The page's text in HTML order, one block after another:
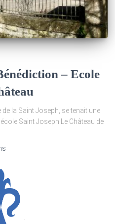
– Ecole
la Saint Joseph, se tenait une
Saint Joseph Le Château de